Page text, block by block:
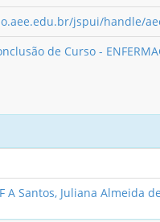
jspui/handle/
de Curso -
A Santos, Juliana Almeida